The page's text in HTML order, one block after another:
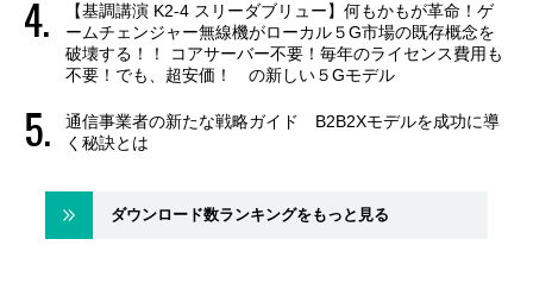
【基調講演 K2-4 スリーダブリュー】何もかもが革命！ゲ
ームチェンジャー無線機がローカル５G市場の既存概念を
破壊する！！ コアサーバー不要！毎年のライセンス費用も
不要！でも、超安価！ の新しい５Gモデル
通信事業者の新たな戦略ガイド B2B2Xモデルを成功に導
く秘訣とは
ダウンロード数ランキングをもっと見る